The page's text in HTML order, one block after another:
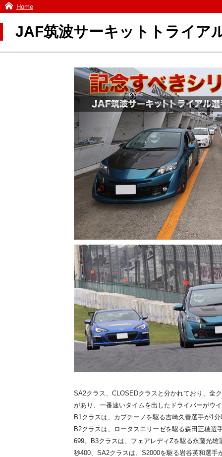
Home
JAF筑波サーキットトライア
SA2クラス、CLOSEDクラスと分かれており、全
があり、一番速いタイムを出したドライバーがウ
B1クラスは、カプチーノを駆る吉崎久善選手が1分
B2クラスは、ロータスエリーゼを駆る森田正穂選
699、B3クラスは、フェアレディZを駆る永藤光雄
秒400、SA2クラスは、S2000を駆る岩谷英和選手